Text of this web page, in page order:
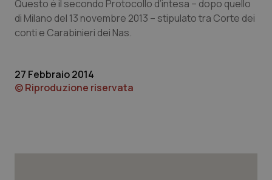
Puglia
Sicilia
Umbria
Malattie rare
Neuroscienze & patologie neurodegenerative
Oftalmologia
Questo è il secondo Protocollo d’intesa – dopo quello
di Milano del 13 novembre 2013 – stipulato tra Corte dei
conti e Carabinieri dei Nas.
27 Febbraio 2014
© Riproduzione riservata